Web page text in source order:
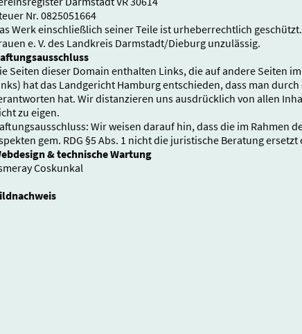
Nr. 0825051664
Werk einschließlich seiner Teile ist urheberrechtlich
e. V. des Landkreis Darmstadt/Dieburg unzulässig.
Seiten dieser Domain enthalten Links, die auf andere Seiten
hat das Landgericht Hamburg entschieden, dass man
hat. Wir distanzieren uns ausdrücklich von allen
zu eigen.
Wir weisen darauf hin, dass die im
gem. RDG §5 Abs. 1 nicht die juristische Beratung
& technische Wartung
Coskunkal